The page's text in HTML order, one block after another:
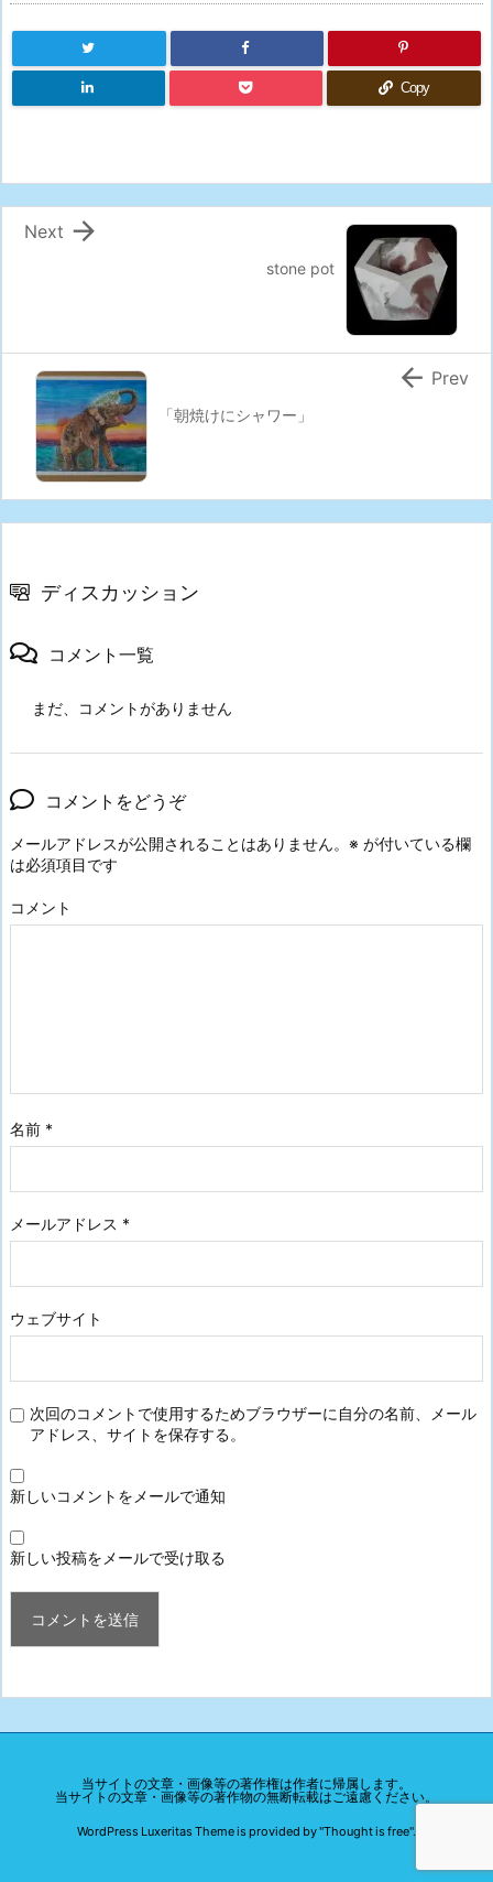
Copy
stone pot

Next
「朝焼けにシャワー」
 Prev
ディスカッション
コメント一覧
まだ、コメントがありません
コメントをどうぞ
メールアドレスが公開されることはありません。 ※ が付いている欄
は必須項目です
コメント
名前 *
メールアドレス *
ウェブサイト
次回のコメントで使用するためブラウザーに自分の名前、メール
アドレス、サイトを保存する。
新しいコメントをメールで通知
新しい投稿をメールで受け取る
当サイトの文章・画像等の著作権は作者に帰属します。
当サイトの文章・画像等の著作物の無断転載はご遠慮ください。
WordPress Luxeritas Theme is provided by "Thought is free".